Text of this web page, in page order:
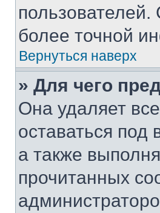
более точной
Вернуться наверх
» Для чего
Она удаляет
оставаться
а также
прочитанных